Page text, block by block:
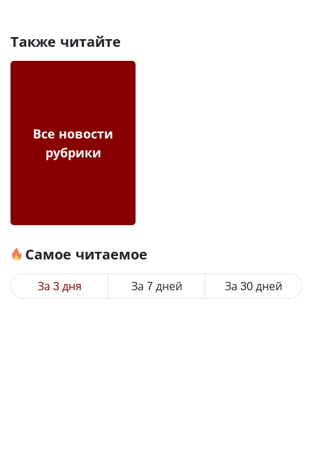
Также читайте
Все новости
рубрики
Самое читаемое
За 3 дня За 7 дней За 30 дней